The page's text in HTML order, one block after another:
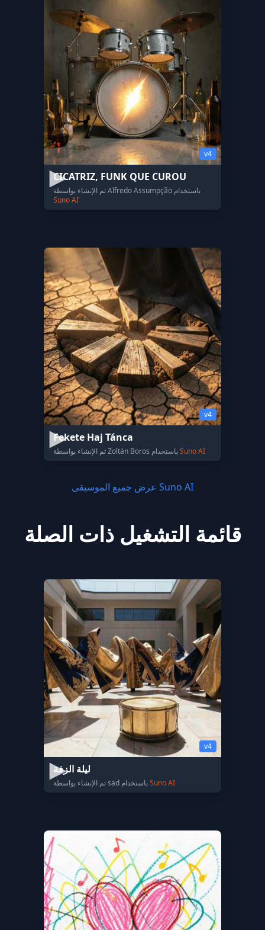
v4
CICATRIZ, FUNK QUE CUROU
تم الإنشاء بواسطة Alfredo Assumpção باستخدام
Suno AI
v4
Fekete Haj Tánca
Suno AI
عرض جميع الموسيقى Suno AI
قائمة التشغيل ذات الصلة
v4
ليلة الزفة
Suno AI